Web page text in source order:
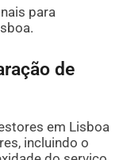
para
de
em Lisboa
incluindo o